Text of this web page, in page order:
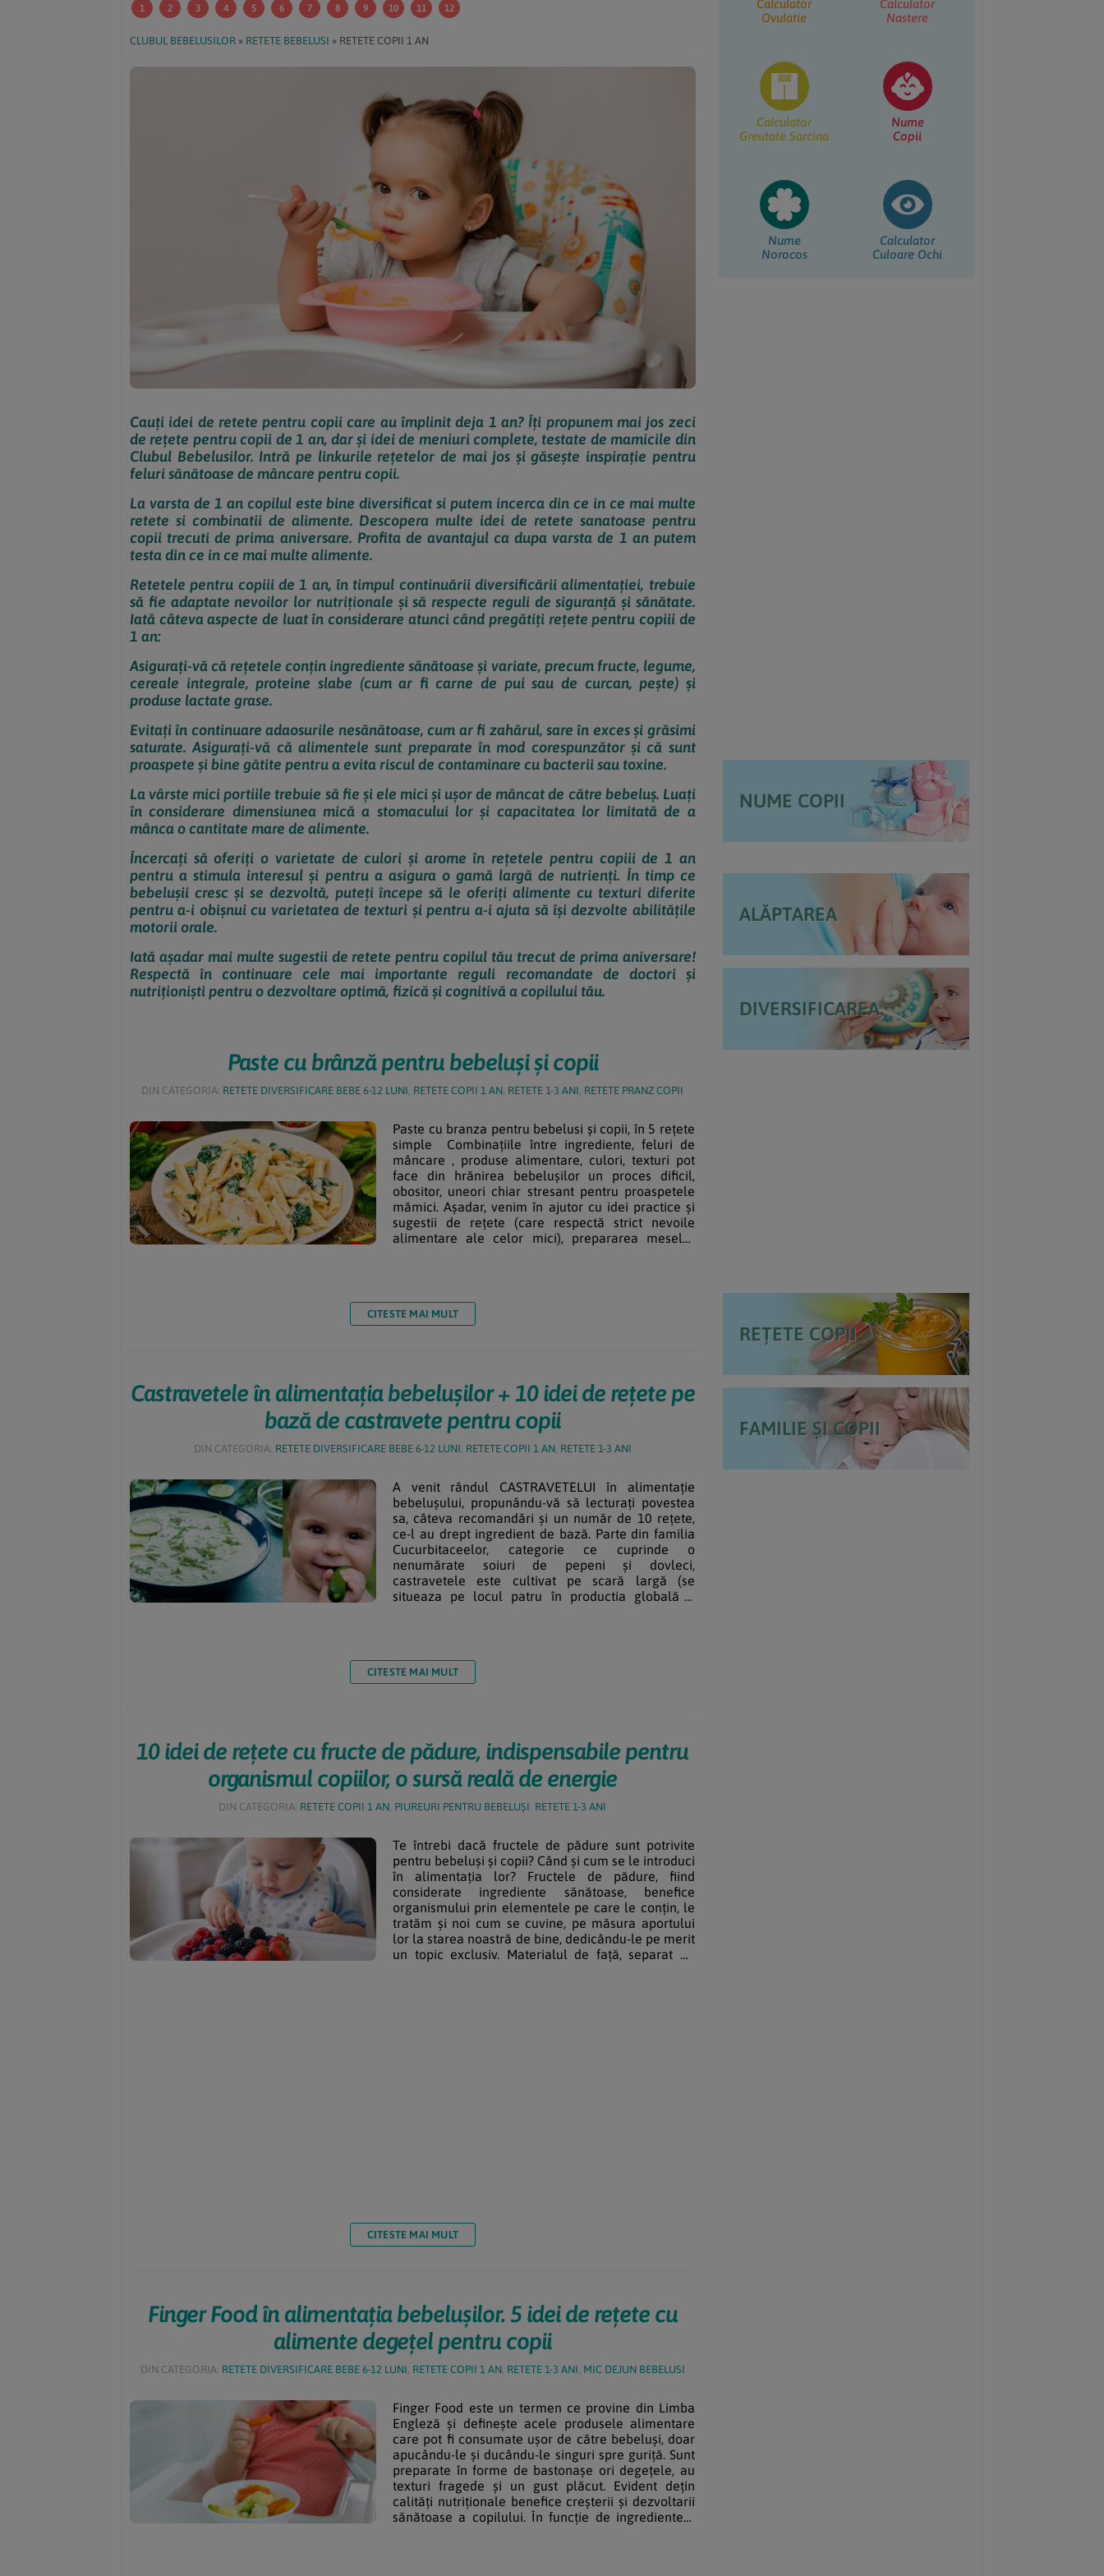
1 2 3 4 5 6 7 8 9 10 11 12
CLUBUL BEBELUSILOR » RETETE BEBELUSI » RETETE COPII 1 AN
Cauți idei de retete pentru copii care au împlinit deja 1 an? Îți propunem mai jos zeci
de rețete pentru copii de 1 an, dar și idei de meniuri complete, testate de mamicile din
Clubul Bebelusilor. Intră pe linkurile rețetelor de mai jos și găsește inspirație pentru
feluri sănătoase de mâncare pentru copii.
La varsta de 1 an copilul este bine diversificat si putem incerca din ce in ce mai multe
retete si combinatii de alimente. Descopera multe idei de retete sanatoase pentru
copii trecuti de prima aniversare. Profita de avantajul ca dupa varsta de 1 an putem
testa din ce in ce mai multe alimente.
Retetele pentru copiii de 1 an, în timpul continuării diversificării alimentației, trebuie
să fie adaptate nevoilor lor nutriționale și să respecte reguli de siguranță și sănătate.
Iată câteva aspecte de luat în considerare atunci când pregătiți rețete pentru copiii de
1 an:
Asigurați-vă că rețetele conțin ingrediente sănătoase și variate, precum fructe, legume,
cereale integrale, proteine slabe (cum ar fi carne de pui sau de curcan, pește) și
produse lactate grase.
Evitați în continuare adaosurile nesănătoase, cum ar fi zahărul, sare în exces și grăsimi
saturate. Asigurați-vă că alimentele sunt preparate în mod corespunzător și că sunt
proaspete și bine gătite pentru a evita riscul de contaminare cu bacterii sau toxine.
La vârste mici portiile trebuie să fie și ele mici și ușor de mâncat de către bebeluș. Luați
în considerare dimensiunea mică a stomacului lor și capacitatea lor limitată de a
mânca o cantitate mare de alimente.
Încercați să oferiți o varietate de culori și arome în rețetele pentru copiii de 1 an
pentru a stimula interesul și pentru a asigura o gamă largă de nutrienți. În timp ce
bebelușii cresc și se dezvoltă, puteți începe să le oferiți alimente cu texturi diferite
pentru a-i obișnui cu varietatea de texturi și pentru a-i ajuta să își dezvolte abilitățile
motorii orale.
Iată așadar mai multe sugestii de retete pentru copilul tău trecut de prima aniversare!
Respectă în continuare cele mai importante reguli recomandate de doctori și
nutriționiști pentru o dezvoltare optimă, fizică și cognitivă a copilului tău.
Paste cu brânză pentru bebeluși și copii
DIN CATEGORIA: RETETE DIVERSIFICARE BEBE 6-12 LUNI, RETETE COPII 1 AN, RETETE 1-3 ANI, RETETE PRANZ COPII
Paste cu branza pentru bebelusi și copii, în 5 rețete
simple Combinațiile între ingrediente, feluri de
mâncare , produse alimentare, culori, texturi pot
face din hrănirea bebelușilor un proces dificil,
obositor, uneori chiar stresant pentru proaspetele
mămici. Așadar, venim în ajutor cu idei practice și
sugestii de rețete (care respectă strict nevoile
alimentare ale celor mici), prepararea meselor
CITESTE MAI MULT
Castravetele în alimentația bebelușilor + 10 idei de rețete pe
bază de castravete pentru copii
DIN CATEGORIA: RETETE DIVERSIFICARE BEBE 6-12 LUNI, RETETE COPII 1 AN, RETETE 1-3 ANI
A venit rândul CASTRAVETELUI în alimentație
bebelușului, propunându-vă să lecturați povestea
sa, câteva recomandări și un număr de 10 rețete,
ce-l au drept ingredient de bază. Parte din familia
Cucurbitaceelor, categorie ce cuprinde o
nenumărate soiuri de pepeni și dovleci,
castravetele este cultivat pe scară largă (se
situeaza pe locul patru în productia globală a
CITESTE MAI MULT
10 idei de rețete cu fructe de pădure, indispensabile pentru
organismul copiilor, o sursă reală de energie
DIN CATEGORIA: RETETE COPII 1 AN, PIUREURI PENTRU BEBELUȘI, RETETE 1-3 ANI
Te întrebi dacă fructele de pădure sunt potrivite
pentru bebeluși și copii? Când și cum se le introduci
în alimentația lor? Fructele de pădure, fiind
considerate ingrediente sănătoase, benefice
organismului prin elementele pe care le conțin, le
tratăm și noi cum se cuvine, pe măsura aportului
lor la starea noastră de bine, dedicându-le pe merit
un topic exclusiv. Materialul de față, separat de
CITESTE MAI MULT
Finger Food în alimentația bebelușilor. 5 idei de rețete cu
alimente degețel pentru copii
DIN CATEGORIA: RETETE DIVERSIFICARE BEBE 6-12 LUNI, RETETE COPII 1 AN, RETETE 1-3 ANI, MIC DEJUN BEBELUSI
Finger Food este un termen ce provine din Limba
Engleză și definește acele produsele alimentare
care pot fi consumate ușor de către bebeluși, doar
apucându-le și ducându-le singuri spre guriță. Sunt
preparate în forme de bastonașe ori degețele, au
texturi fragede și un gust plăcut. Evident dețin
calități nutriționale benefice creșterii și dezvoltarii
sănătoase a copilului. În funcție de ingredientele
Calculator
Ovulatie
Calculator
Nastere
Calculator
Greutate Sarcina
Nume
Copii
Nume
Norocos
Calculator
Culoare Ochi
NUME COPII
ALĂPTAREA
DIVERSIFICAREA
REȚETE COPII
FAMILIE ȘI COPII